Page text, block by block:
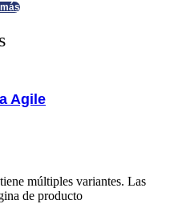
Agile
múltiples variantes. Las
de producto